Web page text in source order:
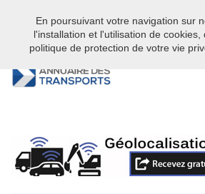
Bienvenue sur l'annuaire professionnel
logistique en
En poursuivant votre navigation sur
l'installation et l'utilisation de
politique de protection de votre vie